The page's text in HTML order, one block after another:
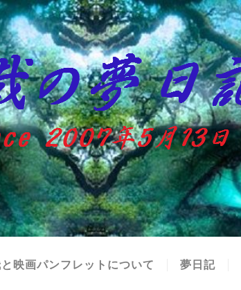
映画パンフレットについて 夢日記